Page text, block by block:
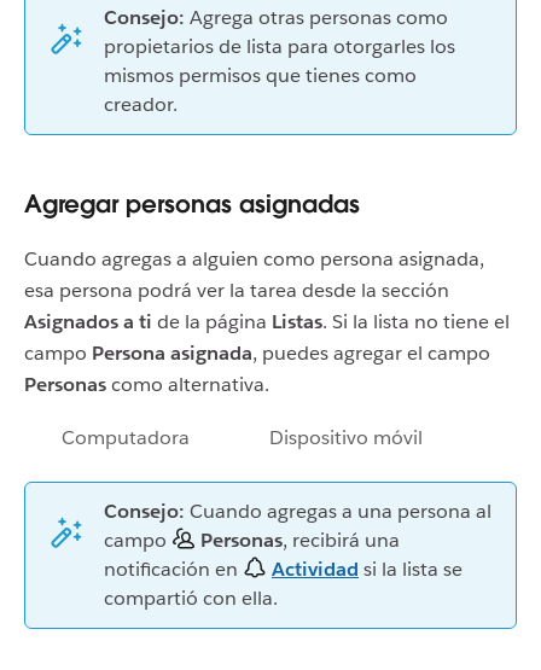
Consejo: Agrega otras personas como
propietarios de lista para otorgarles los
mismos permisos que tienes como
creador.
Agregar personas asignadas
Cuando agregas a alguien como persona asignada,
esa persona podrá ver la tarea desde la sección
Asignados a ti de la página Listas. Si la lista no tiene el
campo Persona asignada, puedes agregar el campo
Personascomo alternativa.
Computadora Dispositivo móvil
Consejo: Cuando agregas a una persona al
campo
Personas, recibirá una
notificación en
Actividad si la lista se
compartió con ella.